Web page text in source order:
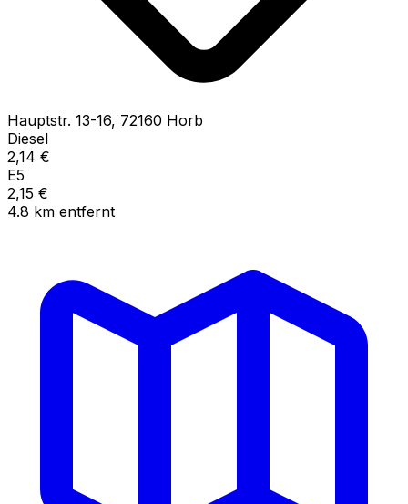
Hauptstr. 13-16, 72160 Horb
Diesel
2,14 €
E5
2,15 €
4.8 km entfernt